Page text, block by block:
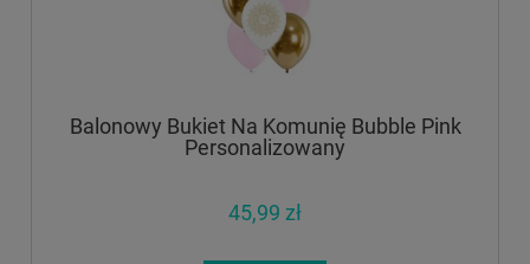
Balonowy Bukiet Na Komunię Bubble Pink
Personalizowany
45,99 zł